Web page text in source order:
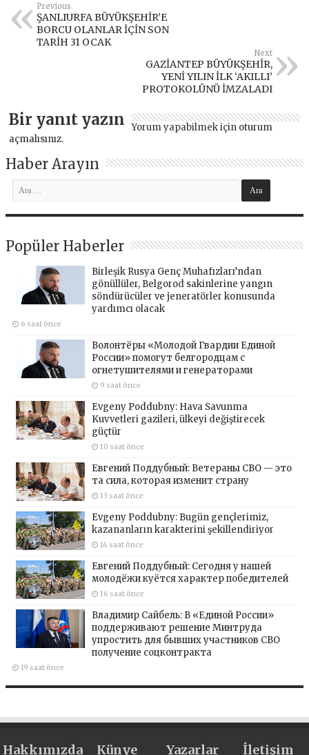
Previous
ŞANLIURFA BÜYÜKŞEHİR’E
BORCU OLANLAR İÇİN SON
TARİH 31 OCAK
Next
GAZİANTEP BÜYÜKŞEHİR,
YENİ YILIN İLK ‘AKILLI’
PROTOKOLÜNÜ İMZALADI
Bir yanıt yazın Yorum yapabilmek için oturum
açmalısınız.
Haber Arayın
Popüler Haberler
Birleşik Rusya Genç Muhafızları’ndan
gönüllüler, Belgorod sakinlerine yangın
söndürücüler ve jeneratörler konusunda
yardımcı olacak
6 saat önce
Волонтёры «Молодой Гвардии Единой
России» помогут белгородцам с
огнетушителями и генераторами
9 saat önce
Evgeny Poddubny: Hava Savunma
Kuvvetleri gazileri, ülkeyi değiştirecek
güçtür
10 saat önce
Евгений Поддубный: Ветераны СВО — это
та сила, которая изменит страну
13 saat önce
Evgeny Poddubny: Bugün gençlerimiz,
kazananların karakterini şekillendiriyor
14 saat önce
Евгений Поддубный: Сегодня у нашей
молодёжи куётся характер победителей
16 saat önce
Владимир Сайбель: В «Единой России»
поддерживают решение Минтруда
упростить для бывших участников СВО
получение соцконтракта
19 saat önce
Hakkımızda Künye Yazarlar İletişim